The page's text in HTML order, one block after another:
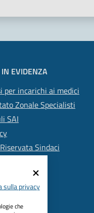
EVIDENZA
per incarichi ai medici
Zonale Specialisti
SAI
Sindaci
sulla privacy
che